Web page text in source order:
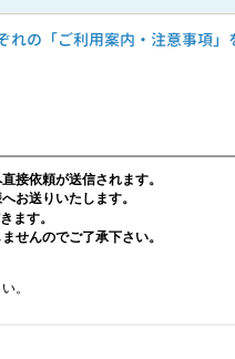
の「ご利用案内・注意事項」